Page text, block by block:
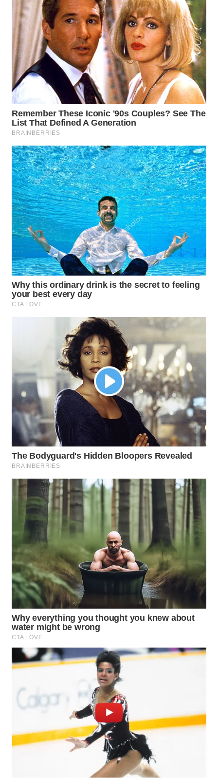
CIANJUR
WN
KEPULAUAN
SERIBU
WN
TANGERANG
WN
BINJAI
WN
CIREBON
WN
INDRAMAYU
WN
KUNINGAN
WN
MAJALENGKA
WN
SUBANG
WN
PURWAKARTA
WN
PRIANGAN
TIMUR
WN
SEMARANG
WN
SOLO
WN
BOROBUDUR
WN
MADURA
WN
SURABAYA
WN
NATUNA
WN
WN
MANDALIKA
WN
LIKUPANG